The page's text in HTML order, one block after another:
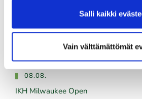
Salli kaikki
Vain välttämättömät
Tulevat
08.08.
IKH Milwaukee Open